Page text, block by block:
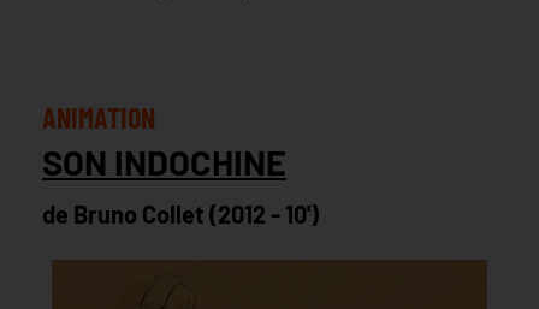
ANIMATION
SON INDOCHINE
de Bruno Collet (2012 - 10')